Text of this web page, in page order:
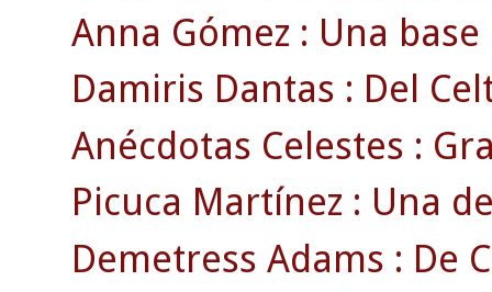
Anna Gómez : Una
Damiris Dantas : Del
Anécdotas Celestes :
Picuca Martínez : Una
Demetress Adams : De